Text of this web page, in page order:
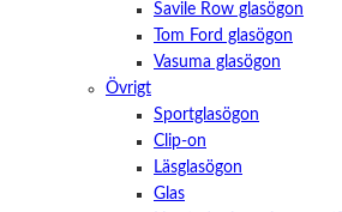
Savile Row glasögon
Tom Ford glasögon
Vasuma glasögon
Övrigt
Sportglasögon
Clip-on
Läsglasögon
Glas